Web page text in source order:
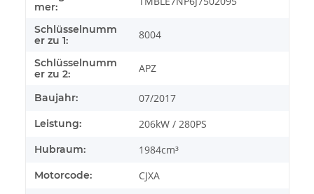
mer:
Schlüsselnumm
er zu 1:
8004
Schlüsselnumm
er zu 2:
APZ
Baujahr: 07/2017
Leistung: 206kW / 280PS
Hubraum: 1984cm³
Motorcode: CJXA